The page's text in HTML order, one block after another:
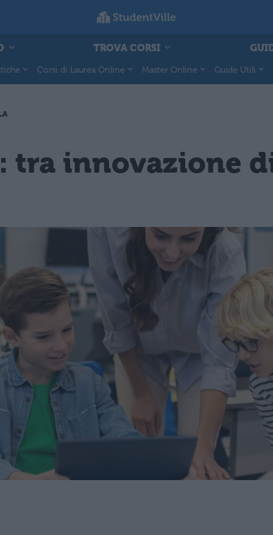
TROVA CORSI
Corsi di Laurea Online Master Online Guide Utili
tra innovazione